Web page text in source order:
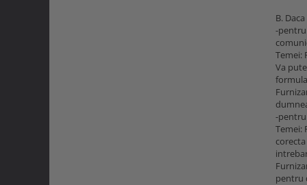
B.
-
Temei:
Va
-
Temei:
pentru